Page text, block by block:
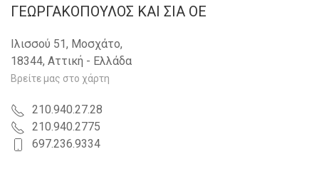
ΓΕΩΡΓΑΚΟΠΟΥΛΟΣ KAI ΣΙΑ OE
Ιλισσού 51, Μοσχάτο,
18344, Αττική - Ελλάδα
Βρείτε μας στο χάρτη
210.940.27.28
210.940.2775
697.236.9334